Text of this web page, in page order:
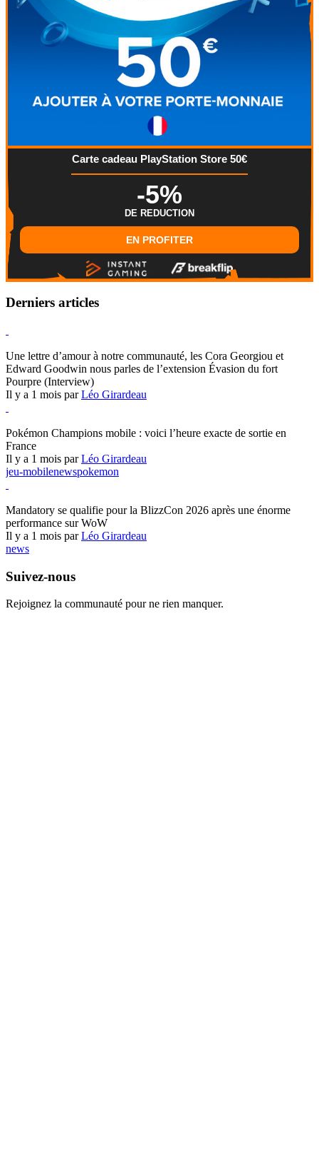
Carte cadeau PlayStation Store 50€
-5%
DE REDUCTION
EN PROFITER
Derniers articles
Une lettre d’amour à notre communauté, les Cora Georgiou et
Edward Goodwin nous parles de l’extension Évasion du fort
Pourpre (Interview)
Il y a 1 mois parLéo Girardeau
Pokémon Champions mobile : voici l’heure exacte de sortie en
France
Il y a 1 mois parLéo Girardeau
jeu-mobilenewspokemon
Mandatory se qualifie pour la BlizzCon 2026 après une énorme
performance sur WoW
Il y a 1 mois parLéo Girardeau
news
Suivez-nous
Rejoignez la communauté pour ne rien manquer.